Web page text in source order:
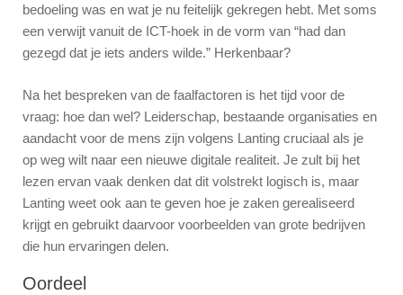
bedoeling was en wat je nu feitelijk gekregen hebt. Met soms
een verwijt vanuit de ICT-hoek in de vorm van “had dan
gezegd dat je iets anders wilde.” Herkenbaar?
Na het bespreken van de faalfactoren is het tijd voor de
vraag: hoe dan wel? Leiderschap, bestaande organisaties en
aandacht voor de mens zijn volgens Lanting cruciaal als je
op weg wilt naar een nieuwe digitale realiteit. Je zult bij het
lezen ervan vaak denken dat dit volstrekt logisch is, maar
Lanting weet ook aan te geven hoe je zaken gerealiseerd
krijgt en gebruikt daarvoor voorbeelden van grote bedrijven
die hun ervaringen delen.
Oordeel